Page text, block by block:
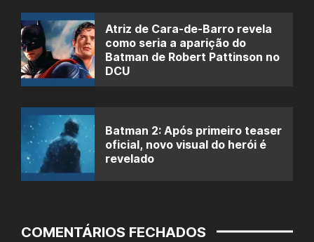
Atriz de Cara-de-Barro revela
como seria a aparição do
Batman de Robert Pattinson no
DCU
Batman 2: Após primeiro teaser
oficial, novo visual do herói é
revelado
COMENTÁRIOS FECHADOS